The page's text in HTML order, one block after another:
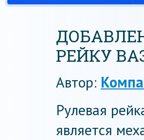
РЕЙКУ
Автор:
Рулевая
является